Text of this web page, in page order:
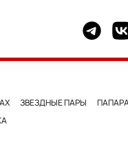
ЗВЕЗДНЫЕ ПАРЫ